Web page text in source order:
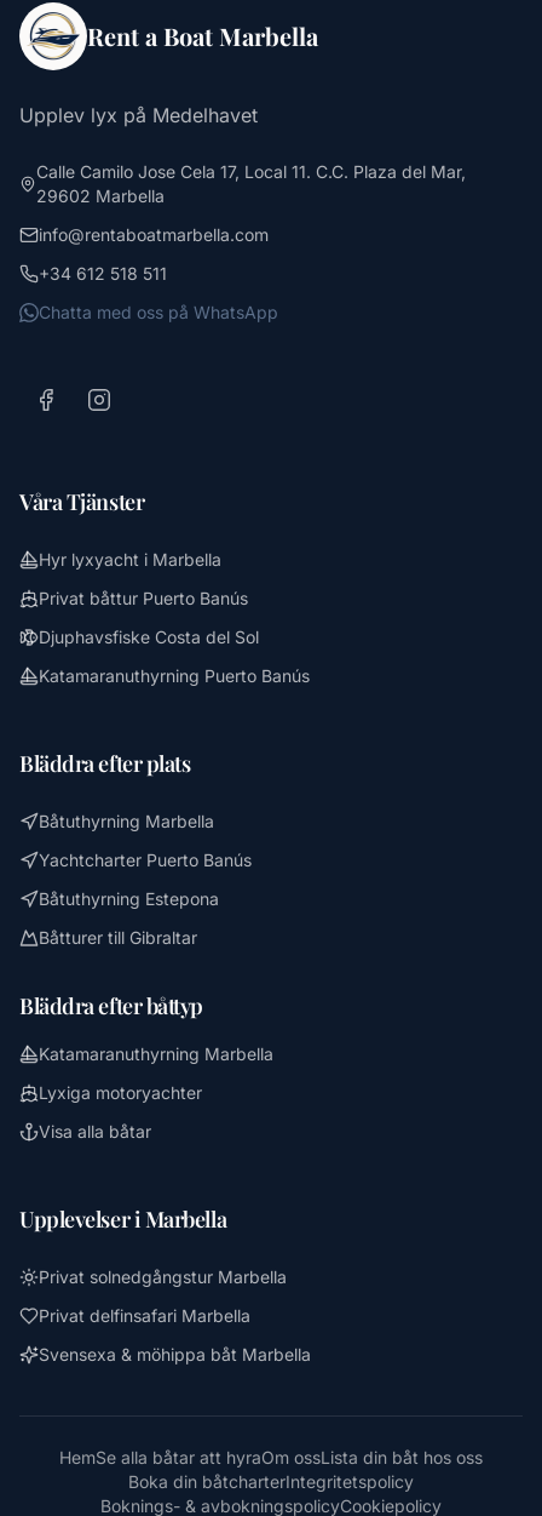
Rent a Boat Marbella
Upplev lyx på Medelhavet
Calle Camilo Jose Cela 17, Local 11. C.C. Plaza del Mar,
29602 Marbella
info@rentaboatmarbella.com
+34 612 518 511
Chatta med oss på WhatsApp
Våra Tjänster
Hyr lyxyacht i Marbella
Privat båttur Puerto Banús
Djuphavsfiske Costa del Sol
Katamaranuthyrning Puerto Banús
Bläddra efter plats
Båtuthyrning Marbella
Yachtcharter Puerto Banús
Båtuthyrning Estepona
Båtturer till Gibraltar
Bläddra efter båttyp
Katamaranuthyrning Marbella
Lyxiga motoryachter
Visa alla båtar
Upplevelser i Marbella
Privat solnedgångstur Marbella
Privat delfinsafari Marbella
Svensexa & möhippa båt Marbella
HemSe alla båtar att hyraOm ossLista din båt hos oss
Boka din båtcharterIntegritetspolicy
Boknings- & avbokningspolicyCookiepolicy